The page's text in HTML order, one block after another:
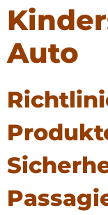
Auto